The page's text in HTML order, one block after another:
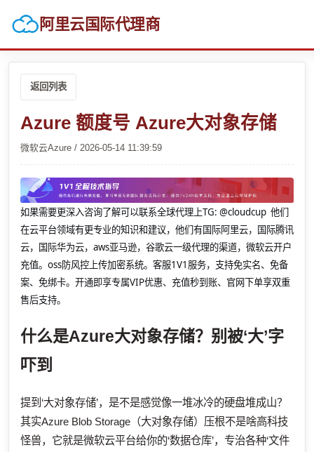
阿里云国际代理商
返回列表
Azure 额度号 Azure大对象存储
微软云Azure / 2026-05-14 11:39:59
如果需要更深入咨询了解可以联系全球代理上TG: @cloudcup 他们
在云平台领域有更专业的知识和建议，他们有国际阿里云，国际腾讯
云，国际华为云，aws亚马逊，谷歌云一级代理的渠道，微软云开户
充值。oss防风控上传加密系统。客服1V1服务，支持免实名、免备
案、免绑卡。开通即享专属VIP优惠、充值秒到账、官网下单享双重
售后支持。
什么是Azure大对象存储？别被‘大’字
吓到
提到‘大对象存储’，是不是感觉像一堆冰冷的硬盘堆成山？
其实Azure Blob Storage（大对象存储）压根不是啥高科技
怪兽，它就是微软云平台给你的‘数据仓库’，专治各种‘文件